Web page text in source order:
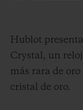
Hublot
Crystal, un
más rara de
cristal de oro.
ENTREGA